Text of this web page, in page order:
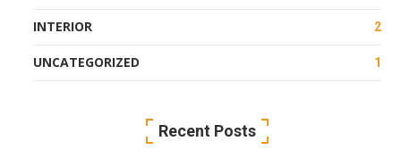
INTERIOR 2
UNCATEGORIZED 1
Recent Posts